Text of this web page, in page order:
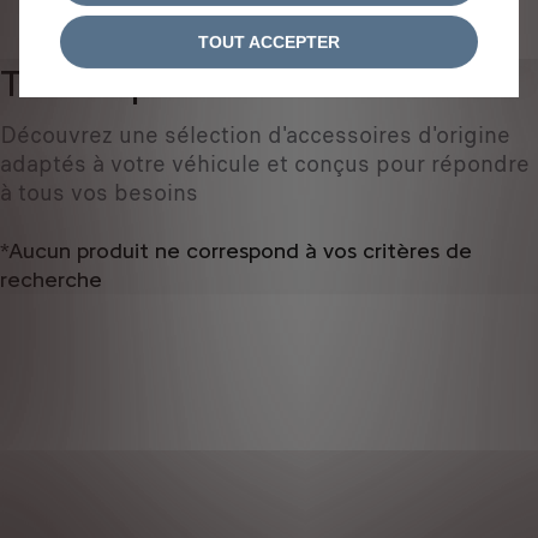
Tous les produits
Découvrez une sélection d'accessoires d'origine
adaptés à votre véhicule et conçus pour répondre
à tous vos besoins
*Aucun produit ne correspond à vos critères de
recherche
TOUT ACCEPTER